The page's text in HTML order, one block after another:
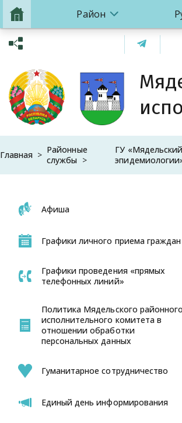
Район
Главная
Районные
службы
ГУ
Афиша
Графики личного приема граждан
Графики проведения «прямых
телефонных линий»
Политика Мядельского районного
исполнительного комитета в
отношении обработки
персональных данных
Гуманитарное сотрудничество
Единый день информирования